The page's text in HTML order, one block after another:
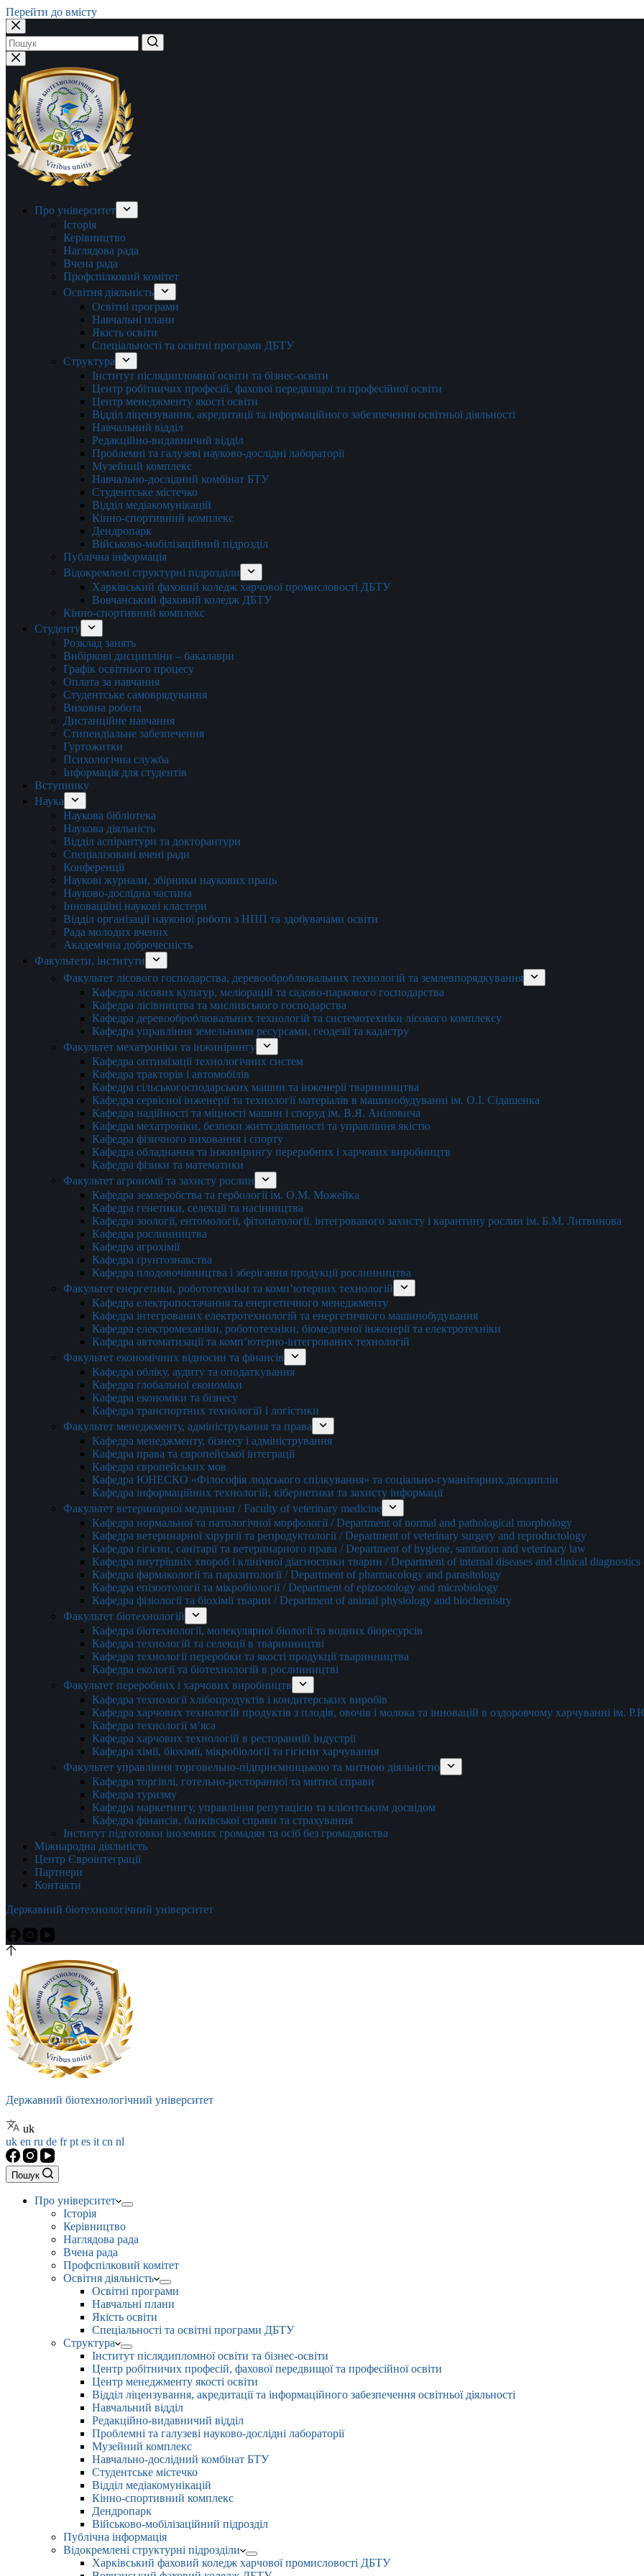
Перейти до вмісту
Немає
результатів
Про університет
Історія
Керівництво
Наглядова рада
Вчена рада
Профспілковий комітет
Освітня діяльність
Освітні програми
Навчальні плани
Якість освіти
Спеціальності та освітні програми ДБТУ
Структура
Інститут післядипломної освіти та бізнес-освіти
Центр робітничих професій, фахової передвищої та професійної освіти
Центр менеджменту якості освіти
Відділ ліцензування, акредитації та інформаційного забезпечення освітньої діяльності
Навчальний відділ
Редакційно-видавничий відділ
Проблемні та галузеві науково-дослідні лабораторії
Музейний комплекс
Навчально-дослідний комбінат БТУ
Студентське містечко
Відділ медіакомунікацій
Кінно-спортивний комплекс
Дендропарк
Військово-мобілізаційний підрозділ
Публічна інформація
Відокремлені структурні підрозділи
Харківський фаховий коледж харчової промисловості ДБТУ
Вовчанський фаховий коледж ДБТУ
Кінно-спортивний комплекс
Студенту
Розклад занять
Вибіркові дисципліни – бакалаври
Графік освітнього процесу
Оплата за навчання
Студентське самоврядування
Виховна робота
Дистанційне навчання
Стипендіальне забезпечення
Гуртожитки
Психологічна служба
Інформація для студентів
Вступнику
Наука
Наукова бібліотека
Наукова діяльність
Відділ аспірантури та докторантури
Спеціалізовані вчені ради
Конференції
Наукові журнали, збірники наукових праць
Науково-дослідна частина
Інноваційні наукові кластери
Відділ організації наукової роботи з НПП та здобувачами освіти
Рада молодих вчених
Академічна доброчесність
Факультети, інститути
Факультет лісового господарства, деревооброблювальних технологій та землевпорядкування
Кафедра лісових культур, меліорацій та садово-паркового господарства
Кафедра лісівництва та мисливського господарства
Кафедра деревооброблювальних технологій та системотехніки лісового комплексу
Кафедра управління земельними ресурсами, геодезії та кадастру
Факультет мехатроніки та інжинірингу
Кафедра оптимізації технологічних систем
Кафедра тракторів і автомобілів
Кафедра сільськогосподарських машин та інженерії тваринництва
Кафедра cервісної інженерії та технології матеріалів в машинобудуванні ім. О.І. Сідашенка
Кафедра надійності та міцності машин і споруд ім. В.Я. Аніловича
Кафедра мехатроніки, безпеки життєдіяльності та управління якістю
Кафедра фізичного виховання і спорту
Кафедра обладнання та інжинірингу переробних і харчових виробництв
Кафедра фізики та математики
Факультет агрономії та захисту рослин
Кафедра землеробства та гербології ім. О.М. Можейка
Кафедра генетики, селекції та насінництва
Кафедра зоології, ентомології, фітопатології, інтегрованого захисту і карантину рослин ім. Б.М. Литвинова
Кафедра рослинництва
Кафедра агрохімії
Кафедра ґрунтознавства
Кафедра плодовочівництва і зберігання продукції рослинництва
Факультет енергетики, робототехніки та комп’ютерних технологій
Кафедра електропостачання та енергетичного менеджменту
Кафедра інтегрованих електротехнологій та енергетичного машинобудування
Кафедра електромеханіки, робототехніки, біомедичної інженерії та електротехніки
Кафедра автоматизації та комп’ютерно-інтегрованих технологій
Факультет економічних відносин та фінансів
Кафедра обліку, аудиту та оподаткування
Кафедра глобальної економіки
Кафедра економіки та бізнесу
Кафедра транспортних технологій і логістики
Факультет менеджменту, адміністрування та права
Кафедра менеджменту, бізнесу і адміністрування
Кафедра права та європейської інтеграції
Кафедра європейських мов
Кафедра ЮНЕСКО «Філософія людського спілкування» та соціально-гуманітарних дисциплін
Кафедра інформаційних технологій, кібернетики та захисту інформації
Факультет ветеринарної медицини / Faculty of veterinary medicine
Кафедра нормальної та патологічної морфології / Department of normal and pathological morphology
Кафедра ветеринарної хірургії та репродуктології / Department of veterinary surgery and reproductology
Кафедра гігієни, санітарії та ветеринарного права / Department of hygiene, sanitation and veterinary law
Кафедра внутрішніх хвороб і клінічної діагностики тварин / Department of internal diseases and clinical
Кафедра фармакології та паразитології / Department of pharmacology and parasitology
Кафедра епізоотології та мікробіології / Department of epizootology and microbiology
Кафедра фізіології та біохімії тварин / Department of animal physiology and biochemistry
Факультет біотехнологій
Кафедра біотехнології, молекулярної біології та водних біоресурсів
Кафедра технологій та селекції в тваринництві
Кафедра технології переробки та якості продукції тваринництва
Кафедра екології та біотехнологій в рослинництві
Факультет переробних і харчових виробництв
Кафедра технології хлібопродуктів і кондитерських виробів
Кафедра харчових технологій продуктів з плодів, овочів і молока та інновацій в оздоровчому харчуванні ім.
Кафедра технології м’яса
Кафедра харчових технологій в ресторанній індустрії
Кафедра хімії, біохімії, мікробіології та гігієни харчування
Факультет управління торговельно-підприємницькою та митною діяльністю
Кафедра торгівлі, готельно-ресторанної та митної справи
Кафедра туризму
Кафедра маркетингу, управління репутацією та клієнтським досвідом
Кафедра фінансів, банківської справи та страхування
Інститут підготовки іноземних громадян та осіб без громадянства
Міжнародна діяльність
Центр Євроінтеграції
Партнери
Контакти
Державний біотехнологічний університет
Державний біотехнологічний університет
uk
uk en ru de frpt es it cn nl
Пошук
Про університет
Історія
Керівництво
Наглядова рада
Вчена рада
Профспілковий комітет
Освітня діяльність
Освітні програми
Навчальні плани
Якість освіти
Спеціальності та освітні програми ДБТУ
Структура
Інститут післядипломної освіти та бізнес-освіти
Центр робітничих професій, фахової передвищої та професійної освіти
Центр менеджменту якості освіти
Відділ ліцензування, акредитації та інформаційного забезпечення освітньої діяльності
Навчальний відділ
Редакційно-видавничий відділ
Проблемні та галузеві науково-дослідні лабораторії
Музейний комплекс
Навчально-дослідний комбінат БТУ
Студентське містечко
Відділ медіакомунікацій
Кінно-спортивний комплекс
Дендропарк
Військово-мобілізаційний підрозділ
Публічна інформація
Відокремлені структурні підрозділи
Харківський фаховий коледж харчової промисловості ДБТУ